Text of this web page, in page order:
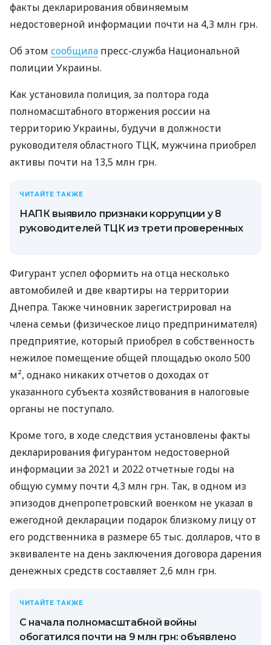
факты декларирования обвиняемым
недостоверной информации почти на 4,3 млн грн.
Об этом сообщила пресс-служба Национальной
полиции Украины.
Как установила полиция, за полтора года
полномасштабного вторжения россии на
территорию Украины, будучи в должности
руководителя областного ТЦК, мужчина приобрел
активы почти на 13,5 млн грн.
ЧИТАЙТЕ ТАКЖЕ
НАПК выявило признаки коррупции у 8
руководителей ТЦК из трети проверенных
Фигурант успел оформить на отца несколько
автомобилей и две квартиры на территории
Днепра. Также чиновник зарегистрировал на
члена семьи (физическое лицо предпринимателя)
предприятие, который приобрел в собственность
нежилое помещение общей площадью около 500
м², однако никаких отчетов о доходах от
указанного субъекта хозяйствования в налоговые
органы не поступало.
Кроме того, в ходе следствия установлены факты
декларирования фигурантом недостоверной
информации за 2021 и 2022 отчетные годы на
общую сумму почти 4,3 млн грн. Так, в одном из
эпизодов днепропетровский военком не указал в
ежегодной декларации подарок близкому лицу от
его родственника в размере 65 тыс. долларов, что в
эквиваленте на день заключения договора дарения
денежных средств составляет 2,6 млн грн.
ЧИТАЙТЕ ТАКЖЕ
С начала полномасштабной войны
обогатился почти на 9 млн грн: объявлено